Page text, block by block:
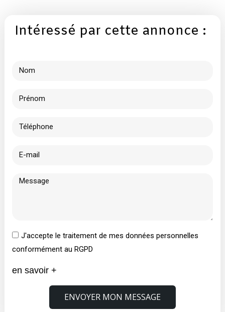
Intéressé par cette annonce :
J'accepte le traitement de mes données personnelles
conformément au RGPD
en savoir +
ENVOYER MON MESSAGE